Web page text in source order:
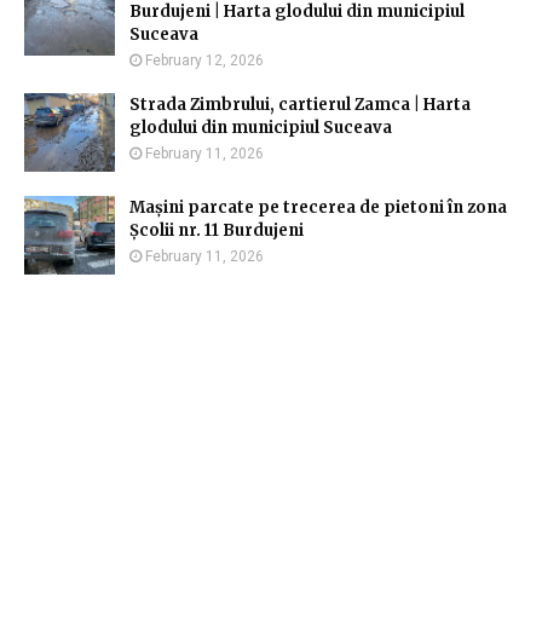
Burdujeni | Harta glodului din municipiul
Suceava
February 12, 2026
Strada Zimbrului, cartierul Zamca | Harta
glodului din municipiul Suceava
February 11, 2026
Mașini parcate pe trecerea de pietoni în zona
Școlii nr. 11 Burdujeni
February 11, 2026